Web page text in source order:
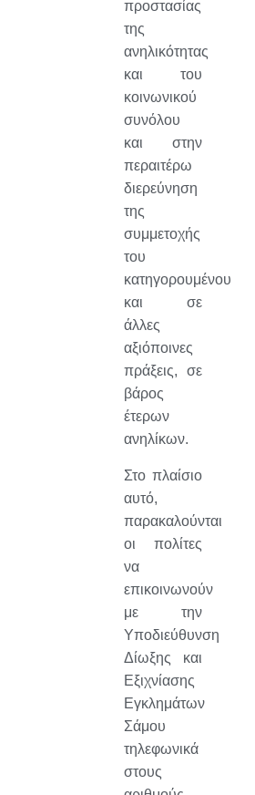
προστασίας
της
ανηλικότητας
και του
κοινωνικού
συνόλου
και στην
περαιτέρω
διερεύνηση
της
συμμετοχής
του
κατηγορουμένου
και σε
άλλες
αξιόποινες
πράξεις, σε
βάρος
έτερων
ανηλίκων.
Στο πλαίσιο
αυτό,
παρακαλούνται
οι πολίτες
να
επικοινωνούν
με την
Υποδιεύθυνση
Δίωξης και
Εξιχνίασης
Εγκλημάτων
Σάμου
τηλεφωνικά
στους